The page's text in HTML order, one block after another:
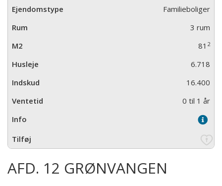
Familieboliger
3 rum
81 2
6.718
16.400
0 til 1 år
AFD. 12 GRØNVANGEN